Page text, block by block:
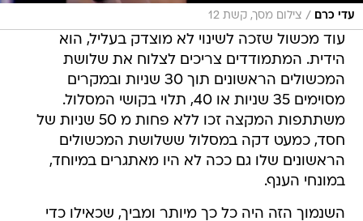
עדי כרם / צילום מסך, קשת 12
עוד מכשול שזכה לשינוי לא מוצדק בעליל, הוא
הידית. המתמודדים צריכים לצלוח את שלושת
המכשולים הראשונים תוך 30 שניות ובמקרים
מסוימים 35 שניות או 40, תלוי בקושי המסלול.
משתתפות המקצה זכו ללא פחות מ 50 שניות של
חסד, כמעט דקה במסלול ששלושת המכשולים
הראשונים שלו גם ככה לא היו מאתגרים במיוחד,
במונחי הענף.
השנמוך הזה היה כל כך מיותר ומביך, שכאילו כדי